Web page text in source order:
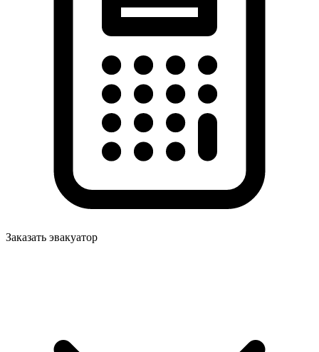
Заказать эвакуатор